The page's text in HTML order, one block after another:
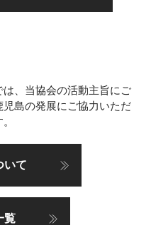
、当協会の活動主旨にご
島の発展にご協力いただ
いて
覧